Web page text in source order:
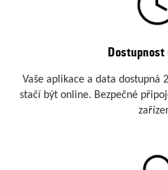
Dostupnost
Vaše aplikace a data dostupná
stačí být online. Bezpečné